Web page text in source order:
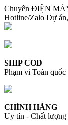
Chuyên ĐIỆN
Hotline/Zalo Dự
SHIP COD
Phạm vi Toàn quốc
CHÍNH HÃNG
Uy tín - Chất lượng